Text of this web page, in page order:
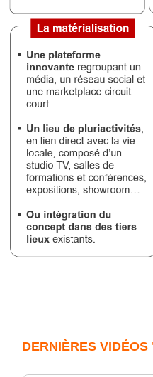
DERNIÈRES